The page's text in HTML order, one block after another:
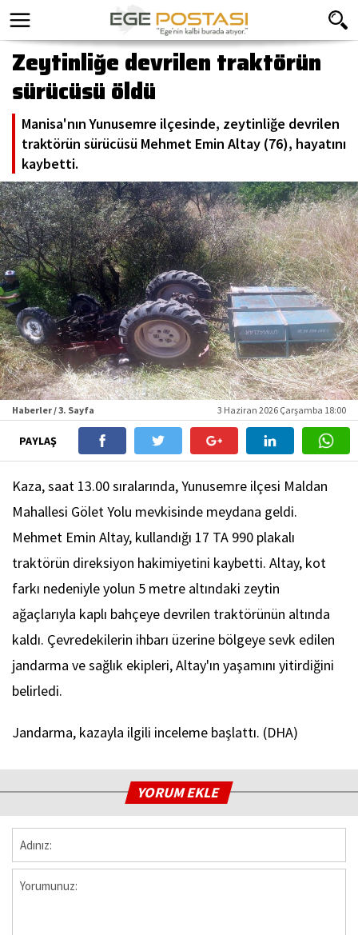
Zeytinliğe devrilen traktörün
sürücüsü öldü
Manisa'nın Yunusemre ilçesinde, zeytinliğe devrilen
traktörün sürücüsü Mehmet Emin Altay (76), hayatını
kaybetti.
Haberler / 3. Sayfa 3 Haziran 2026 Çarşamba 18:00
PAYLAŞ
Kaza, saat 13.00 sıralarında, Yunusemre ilçesi Maldan
Mahallesi Gölet Yolu mevkisinde meydana geldi.
Mehmet Emin Altay, kullandığı 17 TA 990 plakalı
traktörün direksiyon hakimiyetini kaybetti. Altay, kot
farkı nedeniyle yolun 5 metre altındaki zeytin
ağaçlarıyla kaplı bahçeye devrilen traktörünün altında
kaldı. Çevredekilerin ihbarı üzerine bölgeye sevk edilen
jandarma ve sağlık ekipleri, Altay'ın yaşamını yitirdiğini
belirledi.
Jandarma, kazayla ilgili inceleme başlattı. (DHA)
YORUM EKLE